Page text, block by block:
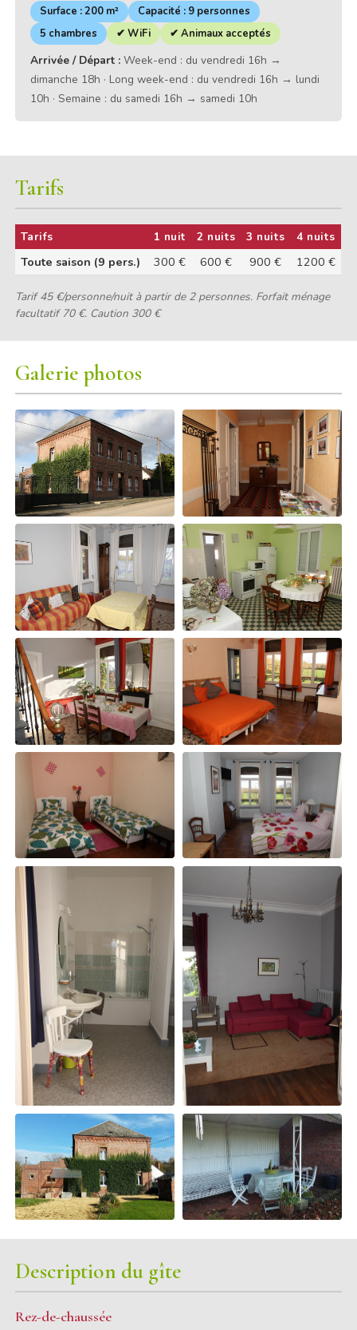
Surface : 200 m²
Capacité : 9 personnes
5 chambres
✔ WiFi ✔ Animaux acceptés
Arrivée / Départ : Week-end : du vendredi 16h →
dimanche 18h · Long week-end : du vendredi 16h → lundi
10h · Semaine : du samedi 16h → samedi 10h
Tarifs
Tarifs 1 nuit 2 nuits 3 nuits 4 nuits
Toute saison (9 pers.) 300 € 600 € 900 € 1200 €
Tarif 45 €/personne/nuit à partir de 2 personnes. Forfait ménage
facultatif 70 €. Caution 300 €
Galerie photos
Description du gîte
Rez-de-chaussée